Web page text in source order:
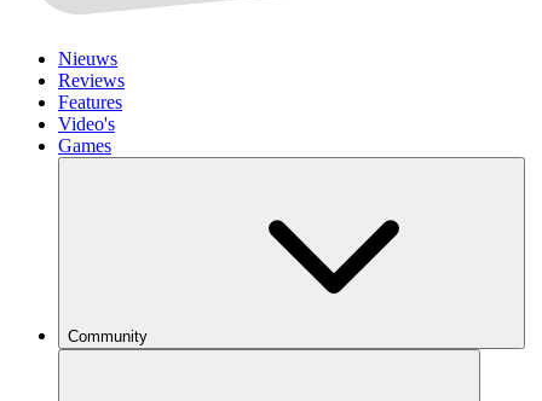
Nieuws
Reviews
Features
Video's
Games
Community